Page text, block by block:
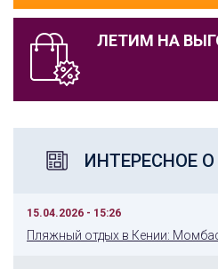
ЛЕТИМ НА
ИНТЕРЕСНОЕ
15.04.2026 - 15:26
Пляжный отдых в Кении: